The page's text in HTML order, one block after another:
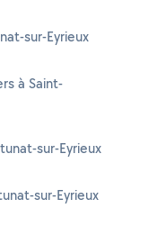
sur-Eyrieux
à Saint-
sur-Eyrieux
sur-Eyrieux